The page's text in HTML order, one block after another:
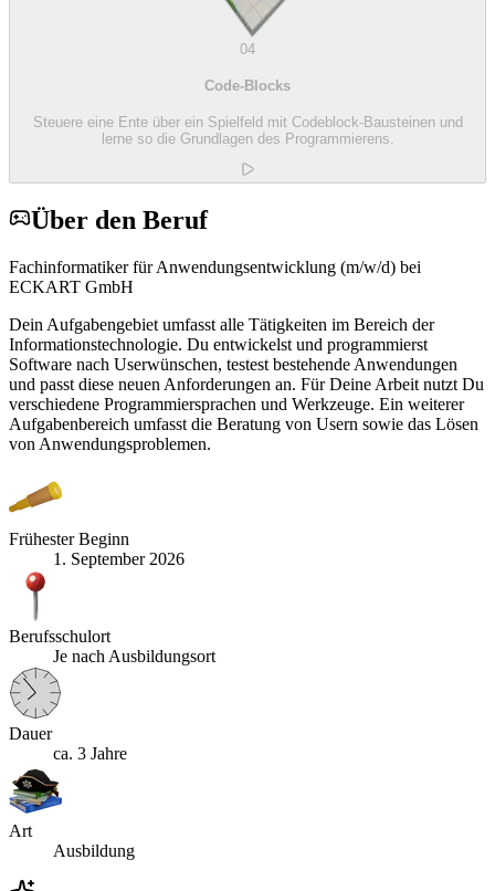
04
Code-Blocks
Steuere eine Ente über ein Spielfeld mit Codeblock-Bausteinen und
lerne so die Grundlagen des Programmierens.
Über den Beruf
Fachinformatiker für Anwendungsentwicklung (m/w/d) bei
ECKART GmbH
Dein Aufgabengebiet umfasst alle Tätigkeiten im Bereich der
Informationstechnologie. Du entwickelst und programmierst
Software nach Userwünschen, testest bestehende Anwendungen
und passt diese neuen Anforderungen an. Für Deine Arbeit nutzt Du
verschiedene Programmiersprachen und Werkzeuge. Ein weiterer
Aufgabenbereich umfasst die Beratung von Usern sowie das Lösen
von Anwendungsproblemen.
Frühester Beginn
1. September 2026
Berufsschulort
Je nach Ausbildungsort
Dauer
ca. 3 Jahre
Art
Ausbildung